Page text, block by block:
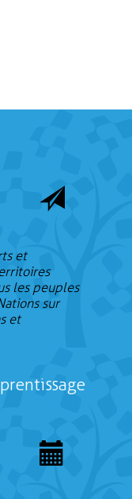
et
les peuples
sur
et